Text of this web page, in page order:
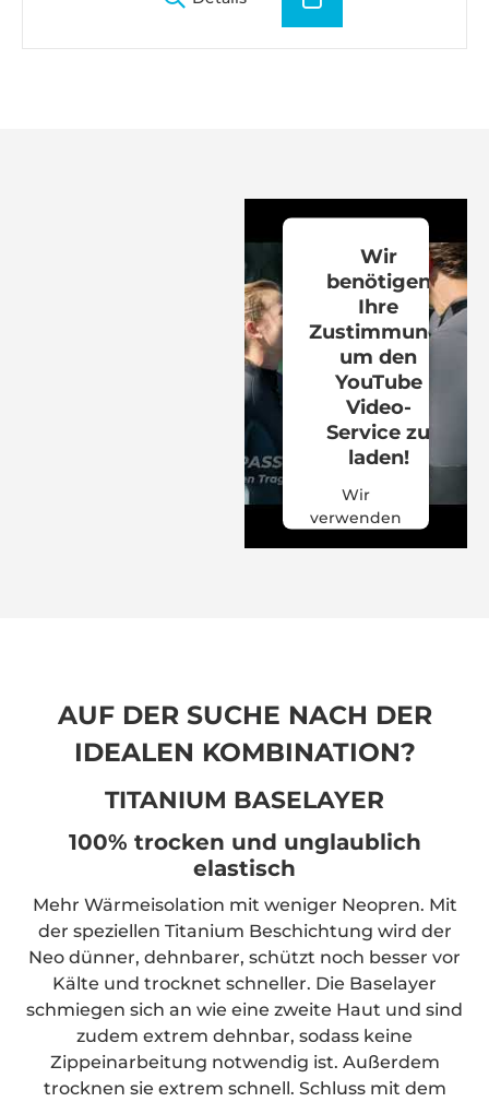
Wir
benötigen
Ihre
Zustimmung,
um den
YouTube
Video-
Service zu
laden!
Wir
verwenden
Service
kann Daten
zu Ihren
Aktivitäten
sammeln.
Bitte lesen
durch und
stimmen
Sie der
Nutzung
des Service
zu, um
dieses
Video
anzusehen.
AUF DER SUCHE NACH DER
IDEALEN KOMBINATION?
TITANIUM BASELAYER
100% trocken und unglaublich
elastisch
Mehr Wärmeisolation mit weniger Neopren. Mit
der speziellen Titanium Beschichtung wird der
Neo dünner, dehnbarer, schützt noch besser vor
Kälte und trocknet schneller. Die Baselayer
schmiegen sich an wie eine zweite Haut und sind
zudem extrem dehnbar, sodass keine
Zippeinarbeitung notwendig ist. Außerdem
trocknen sie extrem schnell. Schluss mit dem